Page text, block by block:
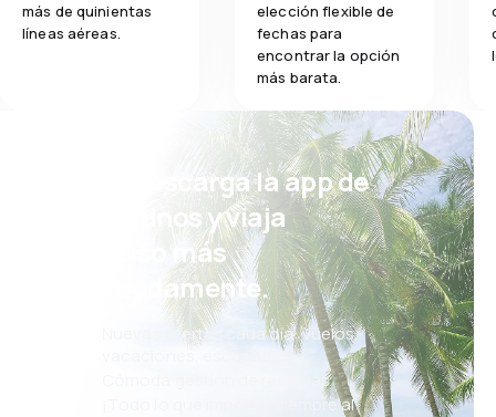
más de quinientas
líneas aéreas.
elección flexible de
fechas para
encontrar la opción
más barata.
¡Eh! Descarga la app de
eDestinos y viaja
incluso más
cómodamente.
Nuevas ofertas cada día: vuelos,
vacaciones, escapadas
Cómoda gestión de reservas
¡Todo lo que importa, siempre al